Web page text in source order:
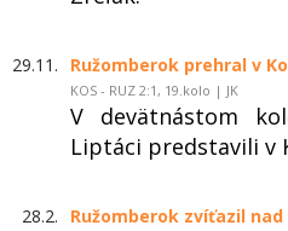
29.11. Ružomberok prehral v
KOS - RUZ 2:1, 19.kolo | JK
V devätnástom
Liptáci predstavili v
28.2. Ružomberok zvíťazil nad